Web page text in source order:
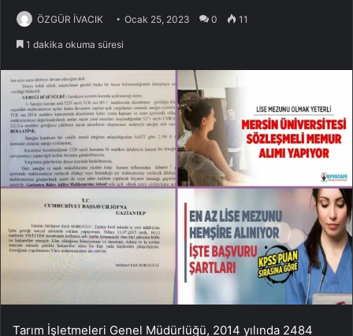
ÖZGÜR İVACIK Ocak 25, 2023 0 11
1 dakika okuma süresi
Tarım İşletmeleri Genel Müdürlüğü, 2014 yılında 2484